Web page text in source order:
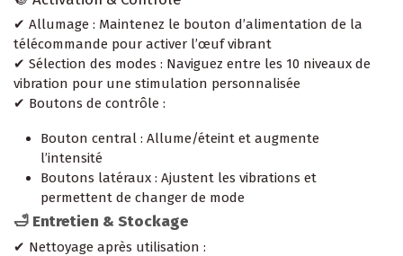
✔ Allumage : Maintenez le bouton d’alimentation de la
télécommande pour activer l’œuf vibrant
✔ Sélection des modes : Naviguez entre les 10 niveaux de
vibration pour une stimulation personnalisée
✔ Boutons de contrôle :
Bouton central : Allume/éteint et augmente
l’intensité
Boutons latéraux : Ajustent les vibrations et
permettent de changer de mode
🛁 Entretien & Stockage
✔ Nettoyage après utilisation :